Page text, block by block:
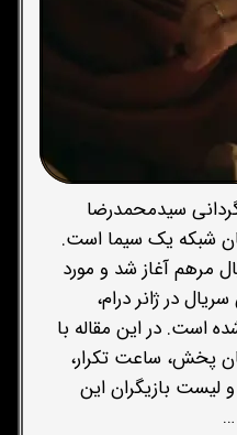
سیدمحمدرضا
شبکه یک سیما است.
مرهم آغاز شد و مورد
در ژانر درام،
است. در این مقاله با
پخش، ساعت تکرار،
لیست بازیگران این